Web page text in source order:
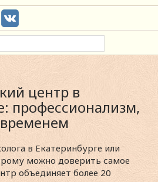
центр в
профессионализм,
в Екатеринбурге или
можно доверить самое
объединяет более 20